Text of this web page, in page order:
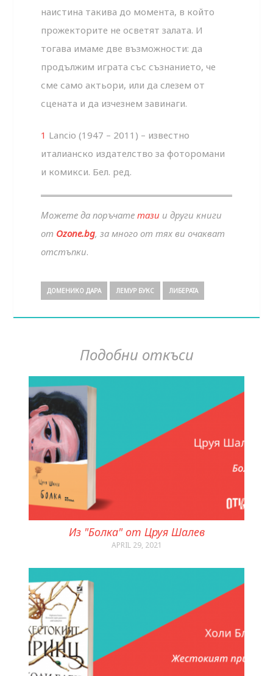
наистина такива до момента, в който
прожекторите не осветят залата. И
тогава имаме две възможности: да
продължим играта със съзнанието, че
сме само актьори, или да слезем от
сцената и да изчезнем завинаги.
1 Lancio (1947 – 2011) – известно
италианско издателство за фоторомани
и комикси. Бел. ред.
Можете да поръчатетази и други книги
от Ozone.bg, за много от тях ви очакват
отстъпки.
ДОМЕНИКО ДАРА ЛЕМУР БУКС ЛИБЕРАТА
Подобни откъси
Из "Болка" от Цруя Шалев
APRIL 29, 2021